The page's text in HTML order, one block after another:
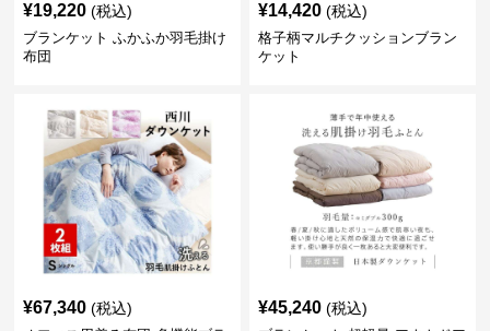
¥19,220 (税込)
ブランケット ふかふか羽毛掛け
布団
¥14,420 (税込)
格子柄マルチクッションブラン
ケット
¥67,340 (税込) ¥45,240 (税込)